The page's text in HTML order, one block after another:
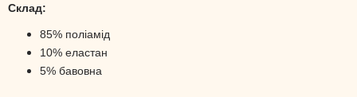
Склад:
85% поліамід
10% еластан
5% бавовна